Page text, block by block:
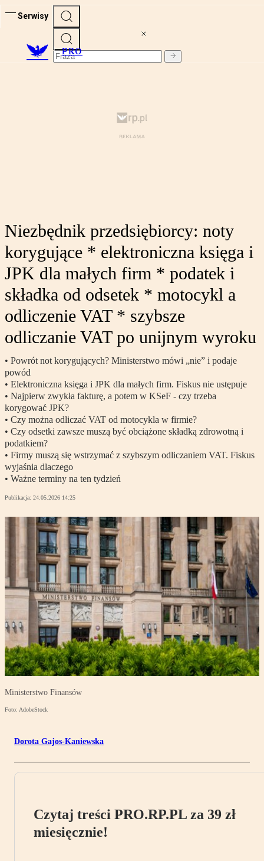
Serwisy
PRO
Niezbędnik przedsiębiorcy: noty
korygujące * elektroniczna księga i
JPK dla małych firm * podatek i
składka od odsetek * motocykl a
odliczenie VAT * szybsze
odliczanie VAT po unijnym wyroku
• Powrót not korygujących? Ministerstwo mówi „nie” i podaje
powód
• Elektroniczna księga i JPK dla małych firm. Fiskus nie ustępuje
• Najpierw zwykła fakturę, a potem w KSeF - czy trzeba
korygować JPK?
• Czy można odliczać VAT od motocykla w firmie?
• Czy odsetki zawsze muszą być obciążone składką zdrowotną i
podatkiem?
• Firmy muszą się wstrzymać z szybszym odliczaniem VAT. Fiskus
wyjaśnia dlaczego
• Ważne terminy na ten tydzień
Publikacja: 24.05.2026 14:25
Ministerstwo Finansów
Foto: AdobeStock
Dorota Gajos-Kaniewska
Czytaj treści PRO.RP.PL za 39 zł
miesięcznie!